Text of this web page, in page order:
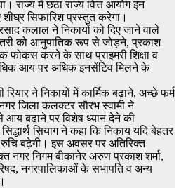
राज्य में छठा राज्य वित्त आयोग इन
सिफारिश प्रस्तुत करेगा।
कलाल ने निकायों को दिए जाने वाले
को आनुपातिक रूप से जोड़ने, प्रकाश
फोकस करने के साथ प्राइमरी शिक्षा व
आय पर अधिक इनसेंटिव मिलने के
ने निकायों में कार्मिक बढ़ाने, अच्छे फर्म
जिला कलक्टर सौरभ स्वामी ने
बढ़ाने पर विशेष ध्यान देने की
सियाग ने कहा कि निकाय यदि बेहतर
बढ़ेगी। इस अवसर पर अतिरिक्त
नगर निगम बीकानेर अरुण प्रकाश शर्मा,
नगरपालिकाओं के सभापति व अन्य